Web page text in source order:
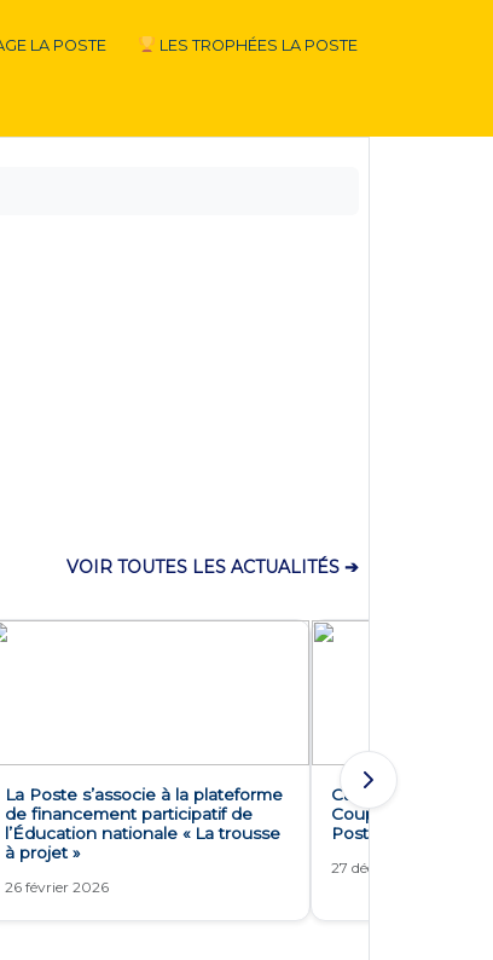
LA POSTE LES TROPHÉES LA POSTE
VOIR TOUTES LES ACTUALITÉS ➔
La Poste s’associe à la plateforme
de financement participatif de
l’Éducation nationale « La trousse
à projet »
26 février 2026
Cap sur les 8èmes
Coupe de France
Poste
27 décembre 2025